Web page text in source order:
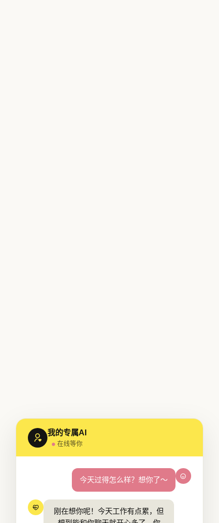
我的专属AI
在线等你
今天过得怎么样？想你了～
刚在想你呢！今天工作有点累，但